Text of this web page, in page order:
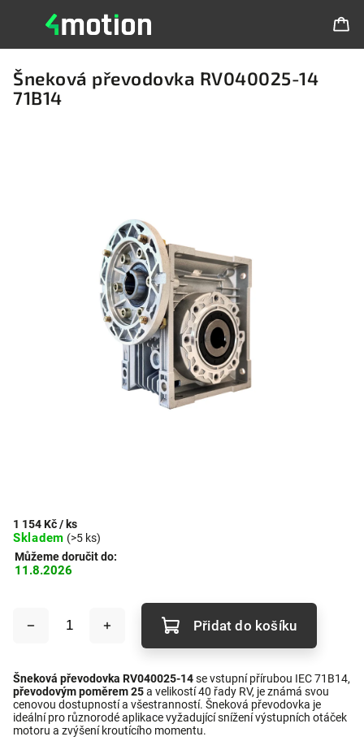
Šneková převodovka RV040025-14
71B14
1 154 Kč/ ks
Skladem (>5 ks)
Můžeme doručit do:
11.8.2026
Přidat do košíku
Šneková převodovka RV040025-14se vstupní přírubou IEC 71B14,
převodovým poměrem 25a velikostí 40 řady RV, je známá svou
cenovou dostupností a všestranností. Šneková převodovka je
ideální pro různorodé aplikace vyžadující snížení výstupních otáček
motoru a zvýšení kroutícího momentu.